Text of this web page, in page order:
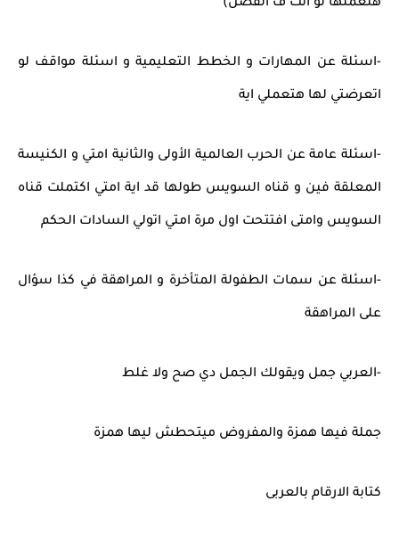
هتعملها لو انت ف الفصل)
-اسئلة عن المهارات و الخطط التعليمية و اسئلة مواقف لو
اتعرضتي لها هتعملي اية
-اسئلة عامة عن الحرب العالمية الأولى والثانية امتي و الكنيسة
المعلقة فين و قناه السويس طولها قد اية امتي اكتملت قناه
السويس وامتى افتتحت اول مرة امتي اتولي السادات الحكم
-اسئلة عن سمات الطفولة المتأخرة و المراهقة في كذا سؤال
على المراهقة
-العربي جمل ويقولك الجمل دي صح ولا غلط
جملة فيها همزة والمفروض ميتحطش ليها همزة
كتابة الارقام بالعربى